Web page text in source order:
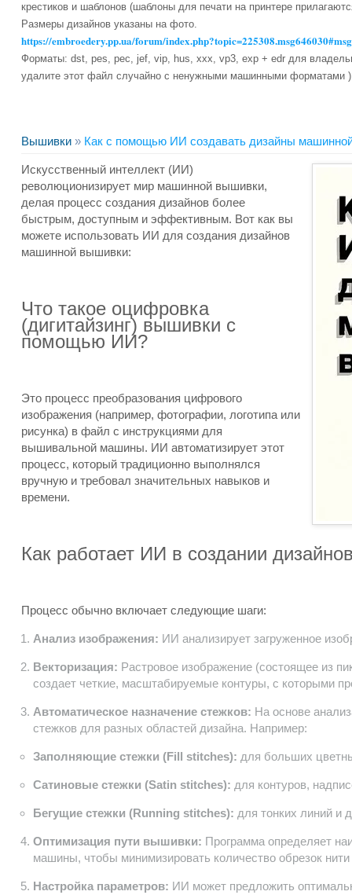
крестиков и шаблонов (шаблоны для печати на принтере
Размеры дизайнов указаны на фото.
https://embroedery.pp.ua/forum/
Форматы: dst, pes, pec, jef, vip, hus, xxx, vp3, exp + edr для
удалите этот файл случайно с ненужными машинными форматами )
Вышивки » Как с помощью ИИ создавать дизайны
Искусственный интеллект (ИИ)
революционизирует мир машинной вышивки,
делая процесс создания дизайнов более
быстрым, доступным и эффективным. Вот как вы
можете использовать ИИ для создания дизайнов
машинной вышивки:
Что такое оцифровка
(дигитайзинг) вышивки с
помощью ИИ?
Это процесс преобразования цифрового
изображения (например, фотографии, логотипа или
рисунка) в файл с инструкциями для
вышивальной машины. ИИ автоматизирует этот
процесс, который традиционно выполнялся
вручную и требовал значительных навыков и
времени.
Как работает ИИ в создании
Процесс обычно включает следующие шаги:
Анализ изображения: ИИ анализирует загруженное
Векторизация: Растровое изображение (состоящее из
создает четкие, масштабируемые контуры, с которыми
Автоматическое назначение стежков: На основе
стежков для разных областей дизайна. Например:
Заполняющие стежки (Fill stitches): для больших
Сатиновые стежки (Satin stitches): для контуров,
Бегущие стежки (Running stitches): для тонких линий и
Оптимизация пути вышивки: Программа определяет
машины, чтобы минимизировать количество обрезок
Настройка параметров: ИИ может предложить